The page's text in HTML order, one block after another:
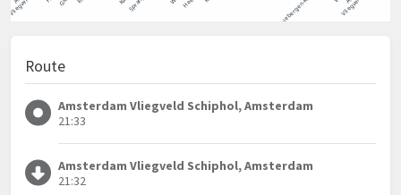
Route
Amsterdam Vliegveld Schiphol, Amsterdam
21:33
Amsterdam Vliegveld Schiphol, Amsterdam
21:32